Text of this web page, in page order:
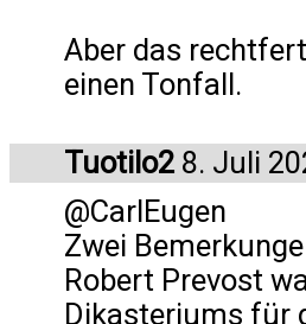
Aber das
einen Tonfall.
Tuotilo2 8. Juli
@CarlEugen
Zwei
Robert Prevost
Dikasteriums für